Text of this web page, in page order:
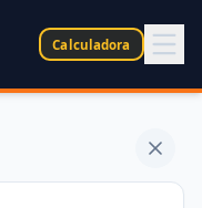
Calculadora